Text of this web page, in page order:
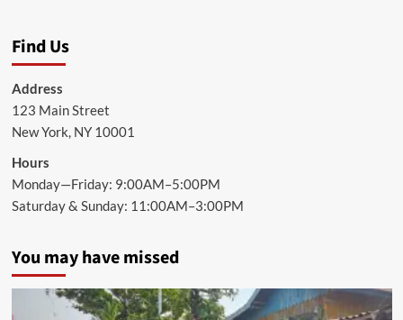
Find Us
Address
123 Main Street
New York, NY 10001
Hours
Monday—Friday: 9:00AM–5:00PM
Saturday & Sunday: 11:00AM–3:00PM
You may have missed